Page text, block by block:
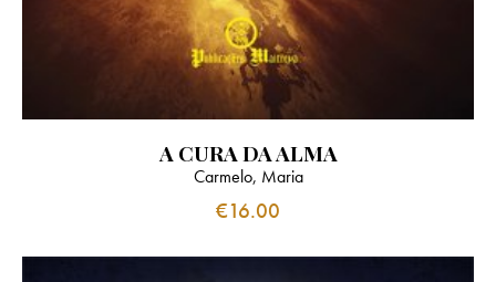
A CURA DA ALMA
Carmelo, Maria
€16.00